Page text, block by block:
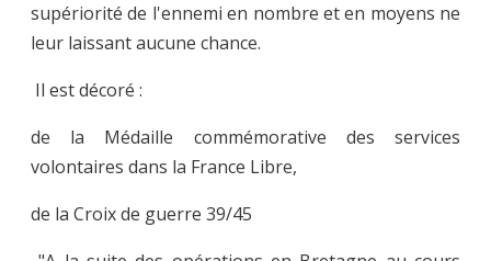
supériorité de l'ennemi en nombre et en moyens ne
leur laissant aucune chance.
Il est décoré :
de la Médaille commémorative des services
volontaires dans la France Libre,
de la Croix de guerre 39/45